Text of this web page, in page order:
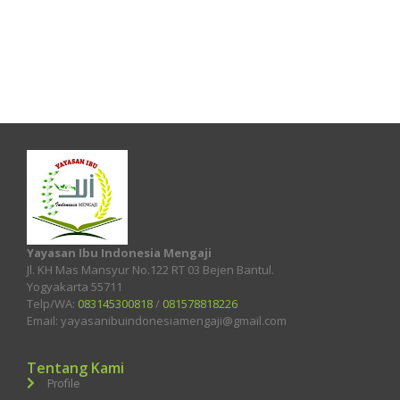
Yayasan Ibu Indonesia Mengaji
Jl. KH Mas Mansyur No.122 RT 03 Bejen Bantul.
Yogyakarta 55711
Telp/WA: 083145300818/ 081578818226
Email: yayasanibuindonesiamengaji@gmail.com
Tentang Kami
Profile